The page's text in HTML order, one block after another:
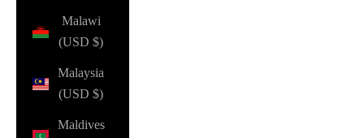
Malawi
(USD $)
Malaysia
(USD $)
Maldives